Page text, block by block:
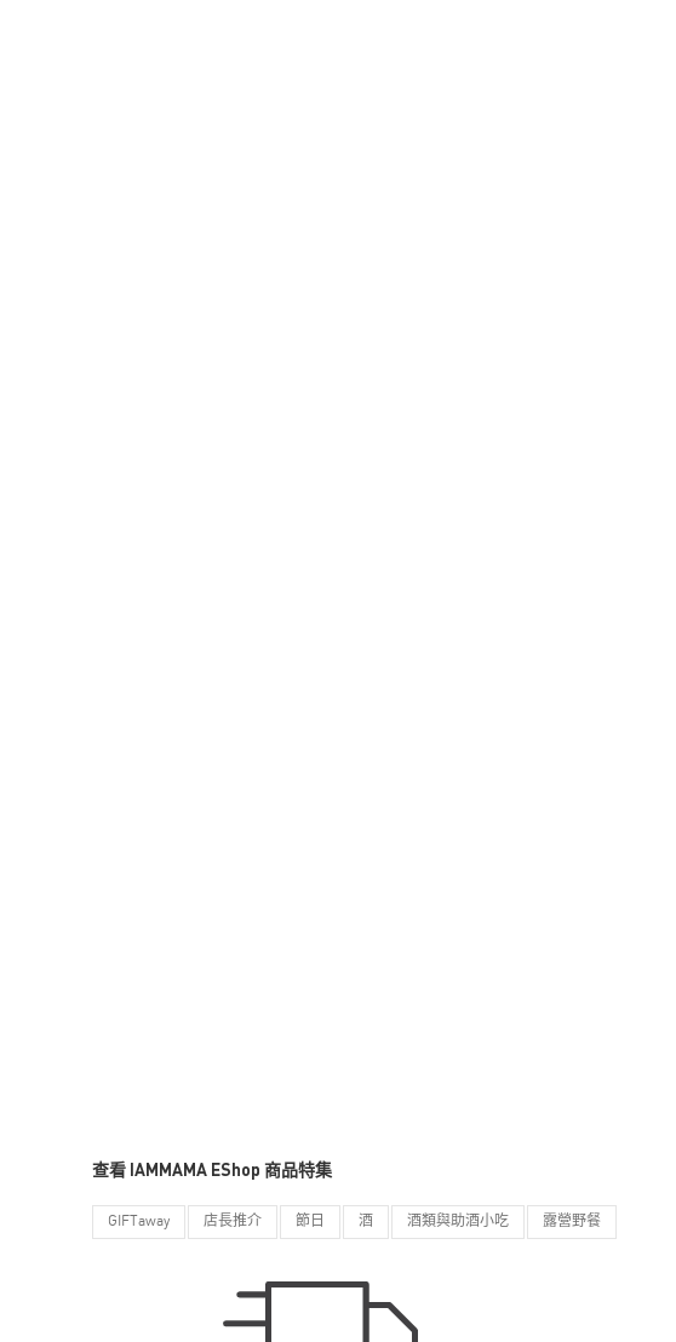
查看 IAMMAMA EShop 商品特集
GIFTaway 店長推介 節日 酒 酒類與助酒小吃 露營野餐